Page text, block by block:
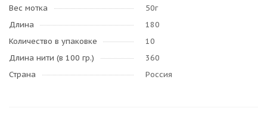
Вес мотка
50г
Длина
180
Количество в упаковке
10
Длина нити (в 100 гр.)
360
Страна
Россия